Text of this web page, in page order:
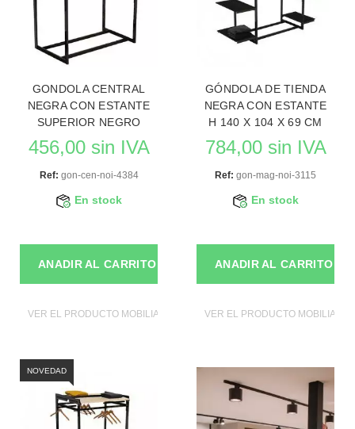
GONDOLA CENTRAL
NEGRA CON ESTANTE
SUPERIOR NEGRO
456,00 sin IVA
Ref: gon-cen-noi-4384
En stock
ANADIR AL CARRITO
VER EL PRODUCTO MOBILIAROS DE TIENDAS
GÓNDOLA DE TIENDA
NEGRA CON ESTANTE
H 140 X 104 X 69 CM
784,00 sin IVA
Ref: gon-mag-noi-3115
En stock
ANADIR AL CARRITO
VER EL PRODUCTO
NOVEDAD